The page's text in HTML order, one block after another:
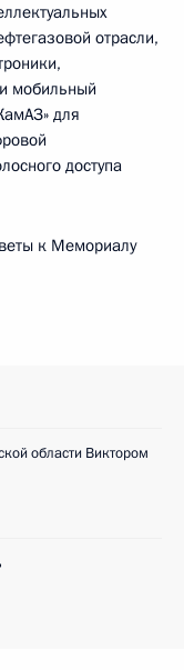
отрасли,
мобильный
для
доступа
к Мемориалу
области Виктором